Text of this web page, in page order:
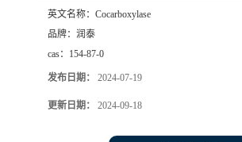
英文名称： Cocarboxylase
品牌： 润泰
cas： 154-87-0
发布日期： 2024-07-19
更新日期： 2024-09-18